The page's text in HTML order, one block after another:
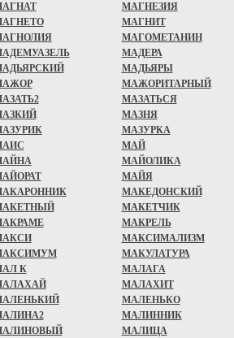
МАГНЕЗИЯ
МАГНИТ
МАГОМЕТАНИН
МАДЕРА
МАДЬЯРЫ
МАЖОРИТАРНЫЙ
МАЗАТЬСЯ
МАЗНЯ
МАЗУРКА
МАЙ
МАЙОЛИКА
МАЙЯ
МАКЕДОНСКИЙ
МАКЕТЧИК
МАКРЕЛЬ
МАКСИМАЛИЗМ
МАКУЛАТУРА
К
МАЛАГА
МАЛАХИТ
МАЛЕНЬКО
МАЛИННИК
МАЛИЦА